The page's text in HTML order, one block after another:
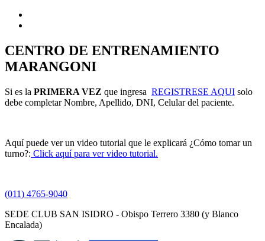
CENTRO DE ENTRENAMIENTO
MARANGONI
Si es la PRIMERA VEZ que ingresa REGISTRESE AQUI solo
debe completar Nombre, Apellido, DNI, Celular del paciente.
Aquí puede ver un video tutorial que le explicará ¿Cómo tomar un
turno?: Click aquí para ver video tutorial.
(011) 4765-9040
SEDE CLUB SAN ISIDRO - Obispo Terrero 3380 (y Blanco
Encalada)